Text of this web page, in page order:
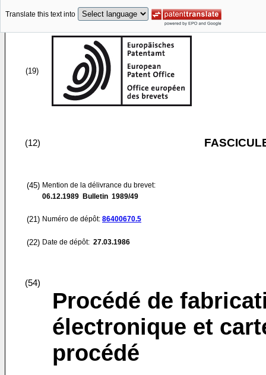
Translate this text into
(19)
(12)
(45) Mention de la délivrance du brevet:
06.12.1989 Bulletin 1989/49
(21) Numéro de dépôt: 86400670.5
(22) Date de dépôt: 27.03.1986
(54)
Procédé de
électronique et
procédé